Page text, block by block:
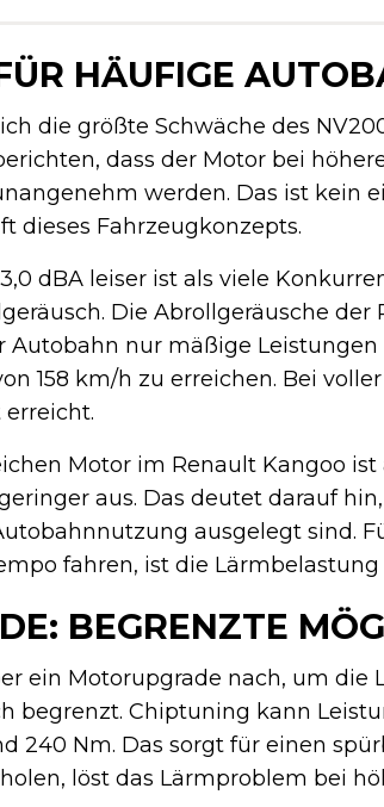
HÄUFIGE
die größte Schwäche des
dass der Motor bei
werden. Das ist kein
dieses Fahrzeugkonzepts.
dBA leiser ist als viele
Die Abrollgeräusche der
Autobahn nur mäßige
158 km/h zu erreichen. Bei
Motor im Renault Kangoo
aus. Das deutet darauf
ausgelegt sind.
fahren, ist die
BEGRENZTE
ein Motorupgrade nach, um die
begrenzt. Chiptuning kann
240 Nm. Das sorgt für einen
löst das Lärmproblem bei